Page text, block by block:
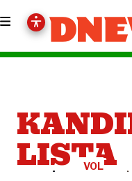
LISTA
VOLITVE